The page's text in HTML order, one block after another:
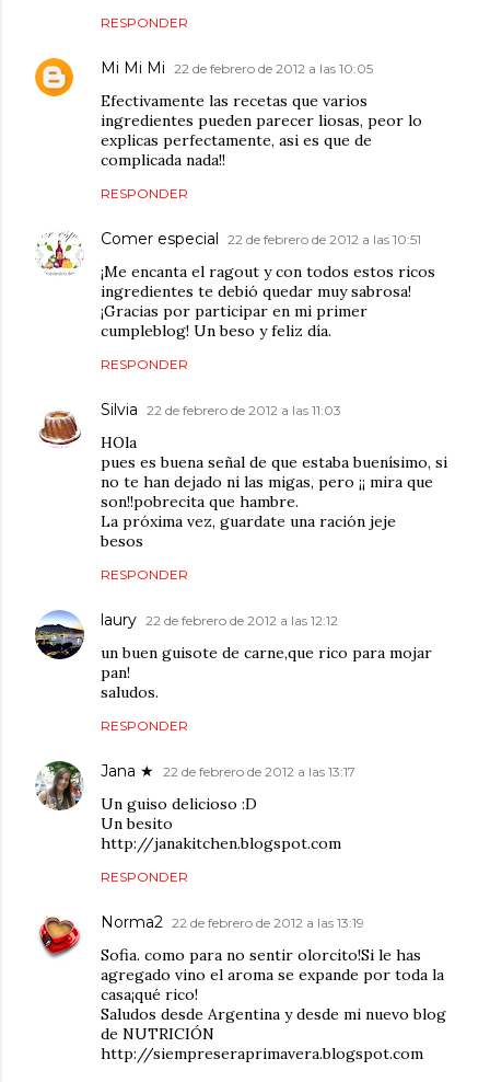
RESPONDER
Mi Mi Mi 22 de febrero de 2012 a las 10:05
Efectivamente las recetas que varios
ingredientes pueden parecer liosas, peor lo
explicas perfectamente, asi es que de
complicada nada!!
RESPONDER
Comer especial 22 de febrero de 2012 a las 10:51
¡Me encanta el ragout y con todos estos ricos
ingredientes te debió quedar muy sabrosa!
¡Gracias por participar en mi primer
cumpleblog! Un beso y feliz día.
RESPONDER
Silvia 22 de febrero de 2012 a las 11:03
HOla
pues es buena señal de que estaba buenísimo, si
no te han dejado ni las migas, pero ¡¡ mira que
son!!pobrecita que hambre.
La próxima vez, guardate una ración jeje
besos
RESPONDER
laury 22 de febrero de 2012 a las 12:12
un buen guisote de carne,que rico para mojar
pan!
saludos.
RESPONDER
Jana ★ 22 de febrero de 2012 a las 13:17
Un guiso delicioso :D
Un besito
http://janakitchen.blogspot.com
RESPONDER
Norma2 22 de febrero de 2012 a las 13:19
Sofia. como para no sentir olorcito!Si le has
agregado vino el aroma se expande por toda la
casa¡qué rico!
Saludos desde Argentina y desde mi nuevo blog
de NUTRICIÓN
http://siempreseraprimavera.blogspot.com